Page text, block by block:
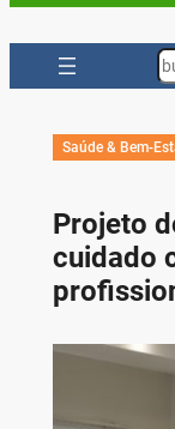
Saúde & Bem-
Projeto
cuidado